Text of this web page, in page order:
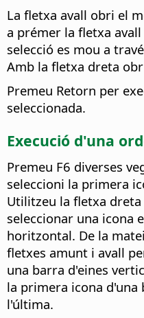
La fletxa avall obri el
a prémer la fletxa
selecció es mou a
Amb la fletxa dreta
Premeu Retorn per
seleccionada.
Execució d'una
Premeu F6 diverses
seleccioni la primera
Utilitzeu la fletxa
seleccionar una icona
horitzontal. De la
fletxes amunt i avall
una barra d'eines
la primera icona d'una
l'última.